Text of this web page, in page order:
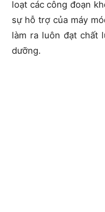
loạt các công đoạn
sự hỗ trợ của máy
làm ra luôn đạt chất
dưỡng.